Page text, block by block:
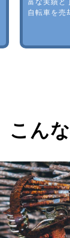
自転車を売
こん